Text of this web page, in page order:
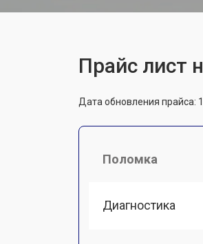
Прайс лист
Дата обновления прайса:
Поломка
Диагностика